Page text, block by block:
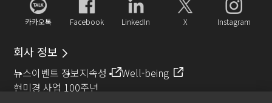
카카오톡 Facebook LinkedIn X Instagram
회사 정보
뉴스이벤트 정보지속성
Well-being
현미경 사업 100주년